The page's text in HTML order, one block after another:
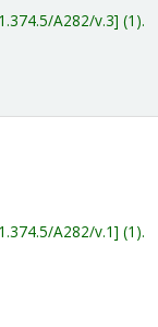
A282/v.3 (1).
A282/v.1 (1).